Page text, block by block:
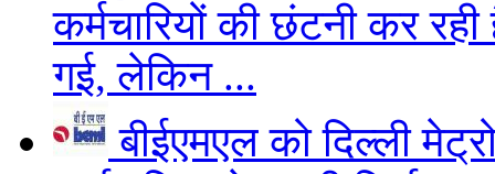
कर्मचारियों की छंटनी कर
गई, लेकिन ...
बीईएमएल को दिल्ली